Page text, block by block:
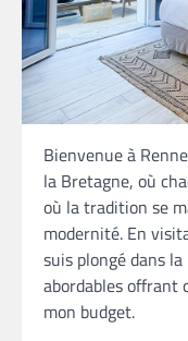
Bienvenue à
la Bretagne, où
où la tradition se
modernité. En
suis plongé dans
abordables offrant
mon budget.